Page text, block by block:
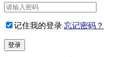
记住我的登录 忘记密码？